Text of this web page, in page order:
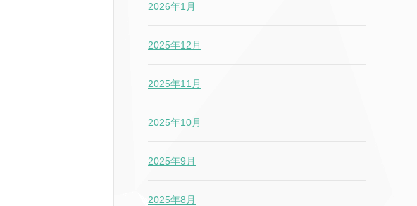
2026年1月
2025年12月
2025年11月
2025年10月
2025年9月
2025年8月